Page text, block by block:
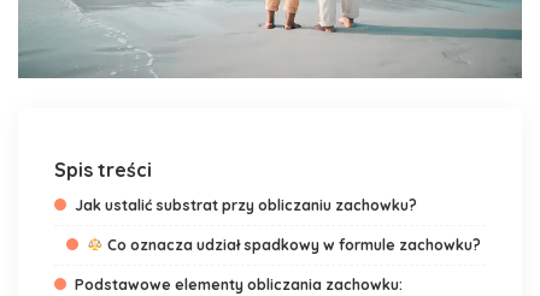
Spis treści
Jak ustalić substrat przy obliczaniu zachowku?
Co oznacza udział spadkowy w formule zachowku?
Podstawowe elementy obliczania zachowku: